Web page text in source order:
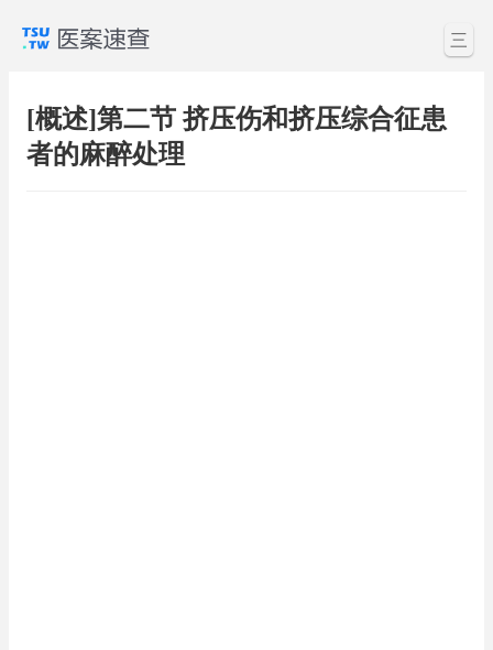
三
[概述]第二节 挤压伤和挤压综合征患
者的麻醉处理